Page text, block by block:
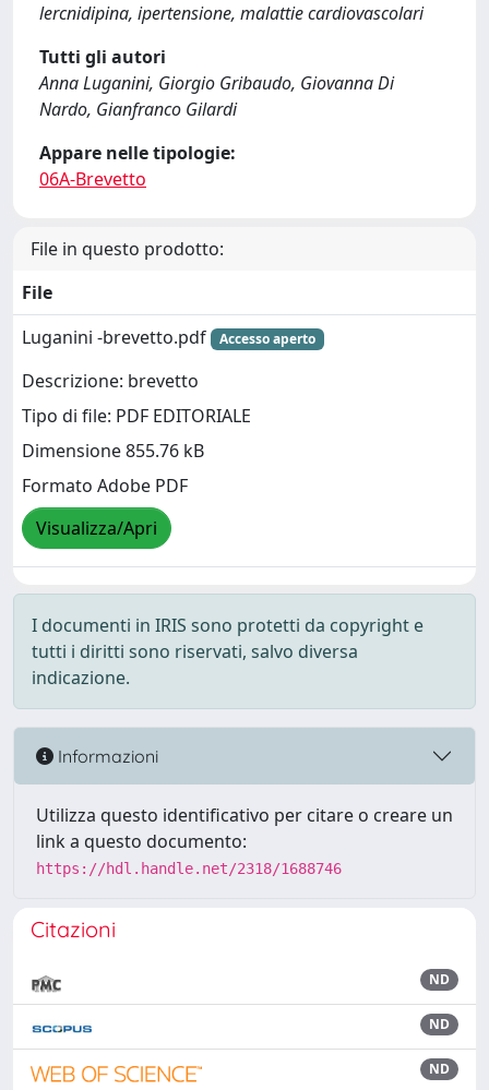
lercnidipina, ipertensione, malattie cardiovascolari
Tutti gli autori
Anna Luganini, Giorgio Gribaudo, Giovanna Di
Nardo, Gianfranco Gilardi
Appare nelle tipologie:
06A-Brevetto
File in questo prodotto:
File
Luganini -brevetto.pdf
Accesso aperto
Descrizione: brevetto
Tipo di file: PDF EDITORIALE
Dimensione 855.76 kB
Formato Adobe PDF
Visualizza/Apri
I documenti in IRIS sono protetti da copyright e
tutti i diritti sono riservati, salvo diversa
indicazione.
Informazioni
Utilizza questo identificativo per citare o creare un
link a questo documento:
https://hdl.handle.net/2318/1688746
Citazioni
ND
ND
ND